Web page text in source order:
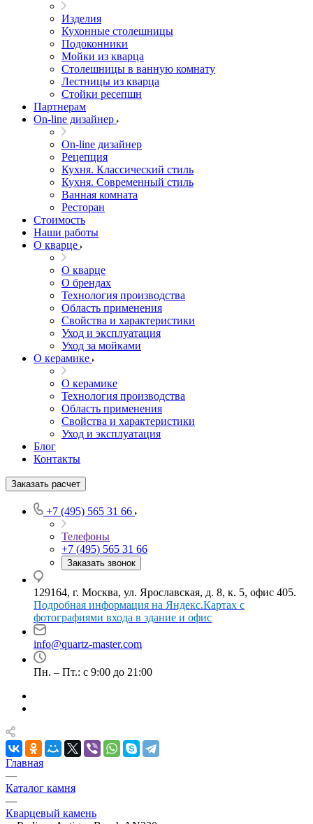
Изделия
Кухонные столешницы
Подоконники
Мойки из кварца
Столешницы в ванную комнату
Лестницы из кварца
Стойки ресепшн
Партнерам
On-line дизайнер
On-line дизайнер
Рецепция
Кухня. Классический стиль
Кухня. Современный стиль
Ванная комната
Ресторан
Стоимость
Наши работы
О кварце
О кварце
О брендах
Технология производства
Область применения
Свойства и характеристики
Уход и эксплуатация
Уход за мойками
О керамике
О керамике
Технология производства
Область применения
Свойства и характеристики
Уход и эксплуатация
Блог
Контакты
Заказать расчет
+7 (495) 565 31 66
Телефоны
+7 (495) 565 31 66
Заказать звонок
129164, г. Москва, ул. Ярославская, д. 8, к. 5, офис 405.
Подробная информация на Яндекс.Картах с
фотографиями входа в здание и офис
info@quartz-master.com
Пн. – Пт.: с 9:00 до 21:00
Главная
—
Каталог камня
—
Кварцевый камень